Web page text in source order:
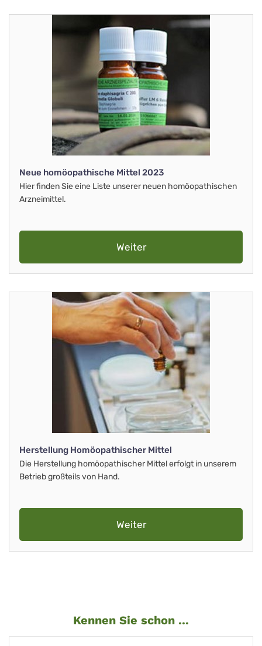
Neue homöopathische Mittel 2023
Hier finden Sie eine Liste unserer neuen homöopathischen
Arzneimittel.
Weiter
Herstellung Homöopathischer Mittel
Die Herstellung homöopathischer Mittel erfolgt in unserem
Betrieb großteils von Hand.
Weiter
Kennen Sie schon ...